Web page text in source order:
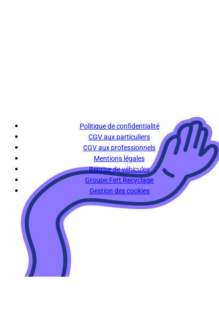
Politique de confidentialité
CGV aux particuliers
CGV aux professionnels
Mentions légales
Reprise de véhicules
Groupe Fert Recyclage
Gestion des cookies